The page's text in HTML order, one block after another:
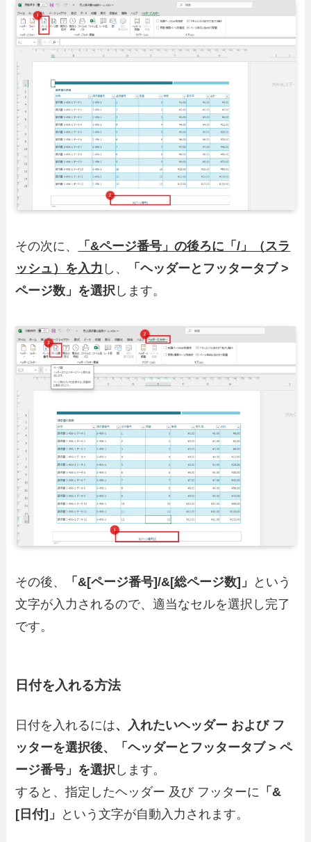
その次に、
「&ページ番号」の後ろに「/」（スラ
ッシュ）を入力 し、
「ヘッダーとフッタータブ >
ページ数」を選択 します。
その後、 「&[ページ番号]/&[総ページ数]」
という
文字が入力されるので、適当なセルを選択し完了
です。
日付を入れる方法
日付を入れるには、入れたいヘッダー および フ
ッターを選択後、「ヘッダーとフッタータブ > ペ
ージ番号」を選択 します。
すると、指定したヘッダー 及び フッターに 「&
[日付]」
という文字が自動入力されます。